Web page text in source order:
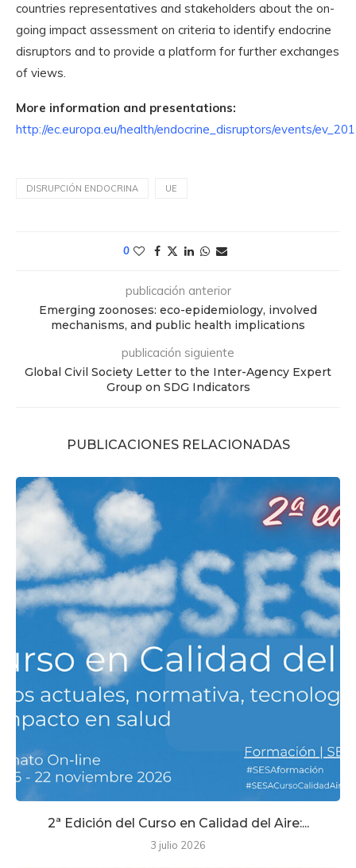
countries representatives and stakeholders about the on-
going impact assessment on criteria to identify endocrine
disruptors and to provide a platform for further exchanges
of views.
More information and presentations:
http://ec.europa.eu/health/endocrine_disruptors/events/
DISRUPCIÓN ENDOCRINA UE
0
publicación anterior
Emerging zoonoses: eco-epidemiology, involved
mechanisms, and public health implications
publicación siguiente
Global Civil Society Letter to the Inter-Agency Expert
Group on SDG Indicators
PUBLICACIONES RELACIONADAS
2ª Edición del Curso en Calidad del Aire:...
3 julio 2026